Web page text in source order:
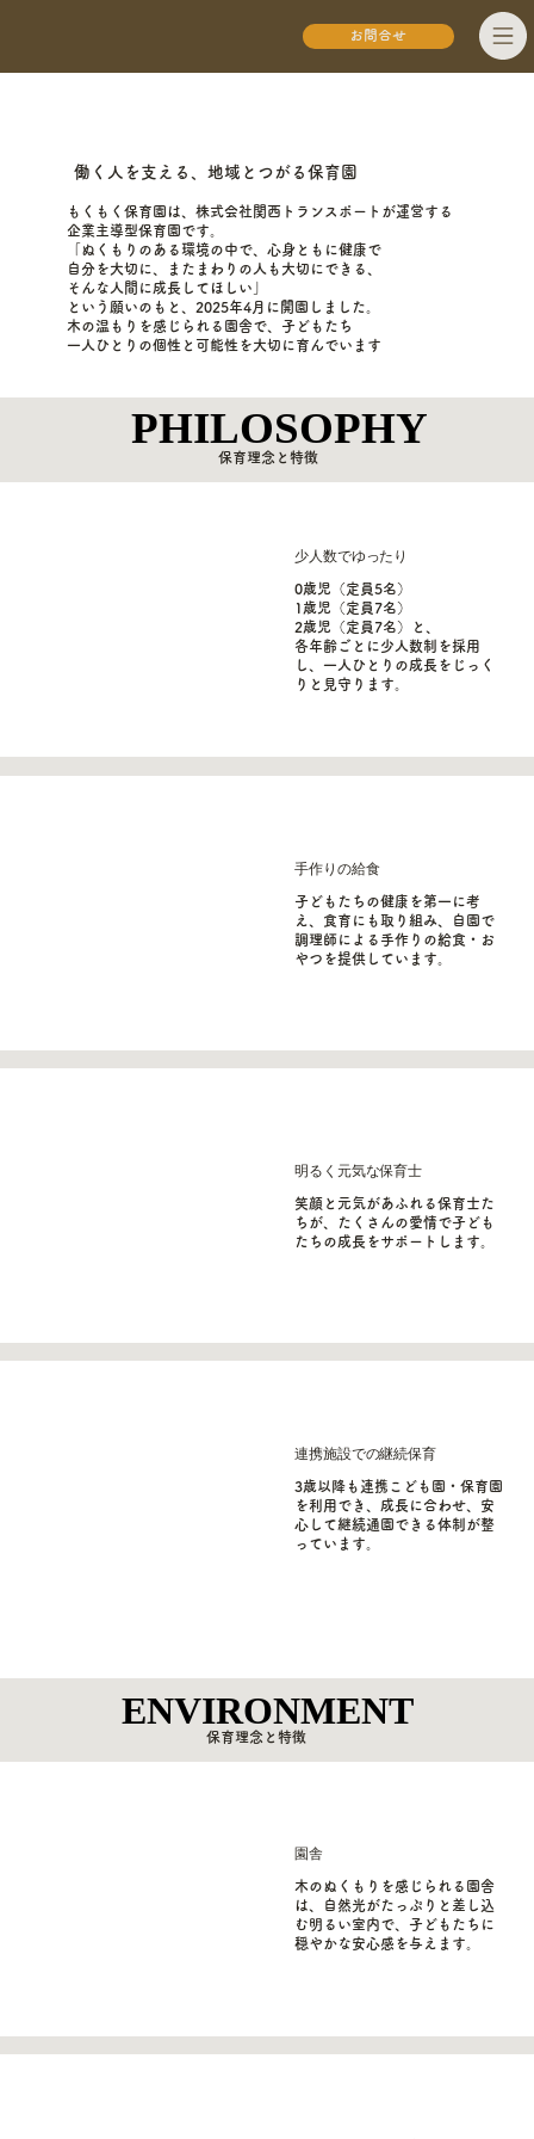
お問合せ
働く人を支える、地域とつがる保育園
もくもく保育園は、株式会社関西トランスポートが運営する
企業主導型保育園です。
「ぬくもりのある環境の中で、心身ともに健康で
自分を大切に、またまわりの人も大切にできる、
そんな人間に成長してほしい」
という願いのもと、2025年4月に開園しました。
木の温もりを感じられる園舎で、子どもたち
一人ひとりの個性と可能性を大切に育んでいます
PHILOSOPHY
PHILOSOPHY
保育理念と特徴
0歳児（定員5名）
1歳児（定員7名）
2歳児（定員7名）と、
各年齢ごとに少人数制を採用
し、一人ひとりの成長をじっく
りと見守ります。
​少人数でゆったり
子どもたちの健康を第一に考
え、食育にも取り組み、自園で
調理師による手作りの給食・お
やつを提供しています。
​手作りの給食
笑顔と元気があふれる保育士た
ちが、たくさんの愛情で子ども
たちの成長をサポートします。
明るく元気な保育士
3歳以降も連携こども園・保育園
を利用でき、成長に合わせ、安
心して継続通園できる体制が整
っています。
連携施設での継続保育
ENVIRONMENT
ENVIRONMENT
保育理念と特徴
木のぬくもりを感じられる園舎
は、自然光がたっぷりと差し込
む明るい室内で、子どもたちに
穏やかな安心感を与えます。
​園舎